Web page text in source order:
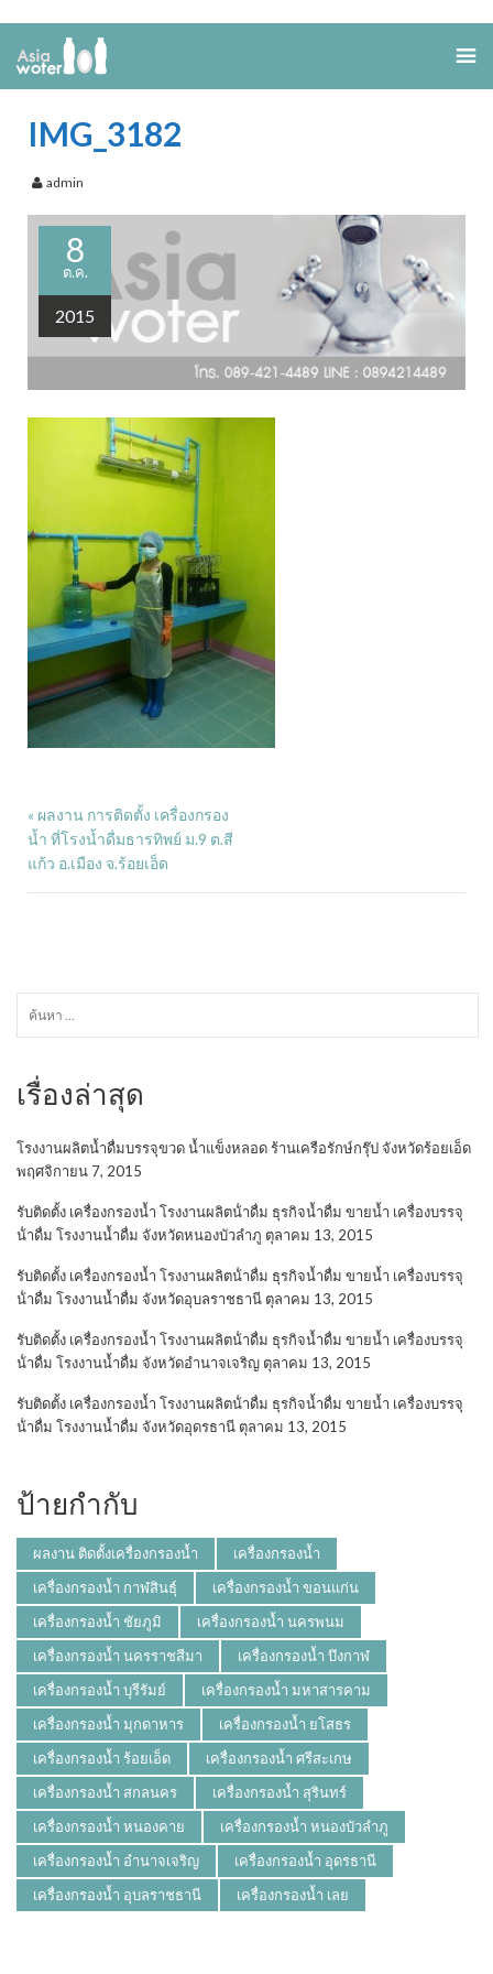
IMG_3182
admin
8
ต.ค.
2015
« ผลงาน การติดตั้ง เครื่องกรอง
น้ำ ที่โรงน้ำดื่มธารทิพย์ ม.9 ต.สี
แก้ว อ.เมือง จ.ร้อยเอ็ด
เรื่องล่าสุด
โรงงานผลิตน้ำดื่มบรรจุขวด น้ำแข็งหลอด ร้านเครือรักษ์กรุ๊ป จังหวัดร้อยเอ็ด
พฤศจิกายน 7, 2015
รับติดตั้ง เครื่องกรองน้ำ โรงงานผลิตน้ําดื่ม ธุรกิจน้ำดื่ม ขายน้ำ เครื่องบรรจุ
น้ําดื่ม โรงงานน้ำดื่ม จังหวัดหนองบัวลำภู ตุลาคม 13, 2015
รับติดตั้ง เครื่องกรองน้ำ โรงงานผลิตน้ําดื่ม ธุรกิจน้ำดื่ม ขายน้ำ เครื่องบรรจุ
น้ําดื่ม โรงงานน้ำดื่ม จังหวัดอุบลราชธานี ตุลาคม 13, 2015
รับติดตั้ง เครื่องกรองน้ำ โรงงานผลิตน้ําดื่ม ธุรกิจน้ำดื่ม ขายน้ำ เครื่องบรรจุ
น้ําดื่ม โรงงานน้ำดื่ม จังหวัดอำนาจเจริญ ตุลาคม 13, 2015
รับติดตั้ง เครื่องกรองน้ำ โรงงานผลิตน้ําดื่ม ธุรกิจน้ำดื่ม ขายน้ำ เครื่องบรรจุ
น้ําดื่ม โรงงานน้ำดื่ม จังหวัดอุดรธานี ตุลาคม 13, 2015
ป้ายกำกับ
ผลงาน ติดตั้งเครื่องกรองน้ำ
เครื่องกรองน้ำ
เครื่องกรองน้ำ กาฬสินธุ์
เครื่องกรองน้ำ ขอนแก่น
เครื่องกรองน้ำ ชัยภูมิ
เครื่องกรองน้ำ นครพนม
เครื่องกรองน้ำ นครราชสีมา
เครื่องกรองน้ำ บึงกาฬ
เครื่องกรองน้ำ บุรีรัมย์
เครื่องกรองน้ำ มหาสารคาม
เครื่องกรองน้ำ มุกดาหาร
เครื่องกรองน้ำ ยโสธร
เครื่องกรองน้ำ ร้อยเอ็ด
เครื่องกรองน้ำ ศรีสะเกษ
เครื่องกรองน้ำ สกลนคร
เครื่องกรองน้ำ สุรินทร์
เครื่องกรองน้ำ หนองคาย
เครื่องกรองน้ำ หนองบัวลำภู
เครื่องกรองน้ำ อำนาจเจริญ
เครื่องกรองน้ำ อุดรธานี
เครื่องกรองน้ำ อุบลราชธานี
เครื่องกรองน้ำ เลย